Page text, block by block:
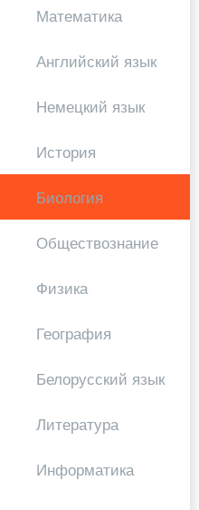
Математика
Английский язык
Немецкий язык
История
Биология
Обществознание
Физика
География
Белорусский язык
Литература
Информатика